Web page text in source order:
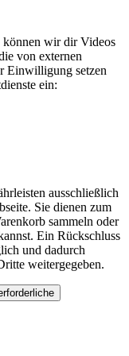
können wir dir Videos
von externen
Einwilligung setzen
ein:
ausschließlich
Sie dienen zum
sammeln oder
Ein Rückschluss
und dadurch
weitergegeben.